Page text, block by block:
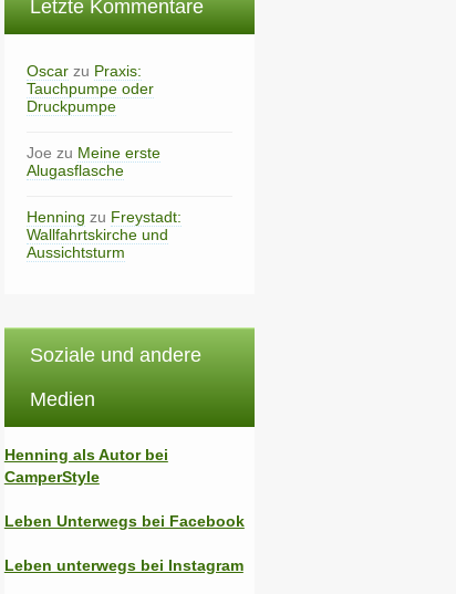
Letzte Kommentare
Oscarzu Praxis:
Tauchpumpe oder
Druckpumpe
Joe zu Meine erste
Alugasflasche
Henning zu Freystadt:
Wallfahrtskirche und
Aussichtsturm
Soziale und andere
Medien
Henning als Autor bei
CamperStyle
Leben Unterwegs bei Facebook
Leben unterwegs bei Instagram